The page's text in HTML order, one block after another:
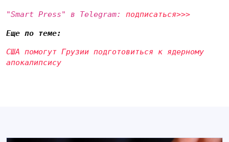
"Smart Press" в Telegram: подписаться>>>
Еще по теме:
США помогут Грузии подготовиться к ядерному
апокалипсису